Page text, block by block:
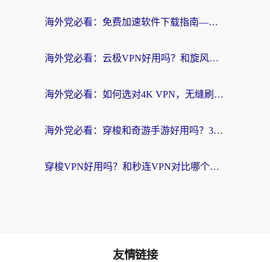
海外党必看：免费加速软件下载指南——无缝访问国内资源的正确打开方式
海外党必看：云极VPN好用吗？和旋风VPN对比哪个回国效果更好？附真实体验+选择攻略
海外党必看：如何选对4K VPN，无缝刷国内剧听网易云？
海外党必看：穿梭和奇游手游好用吗？3步选对回国加速器，流畅看CCTV5海外直播
穿梭VPN好用吗？和秒连VPN对比哪个回国效果更好？海外党亲测实用指南
友情链接